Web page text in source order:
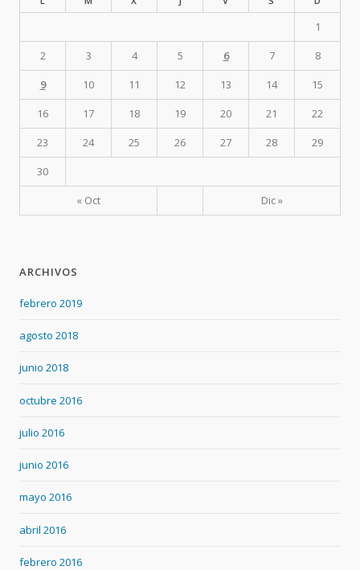
« Oct Dic »
1
2
3 4 5 6 7
8
9
10 11 12 13 14
15
16
17 18 19 20 21
22
23
24 25 26 27 28
29
30
ARCHIVOS
febrero 2019
agosto 2018
junio 2018
octubre 2016
julio 2016
junio 2016
mayo 2016
abril 2016
febrero 2016